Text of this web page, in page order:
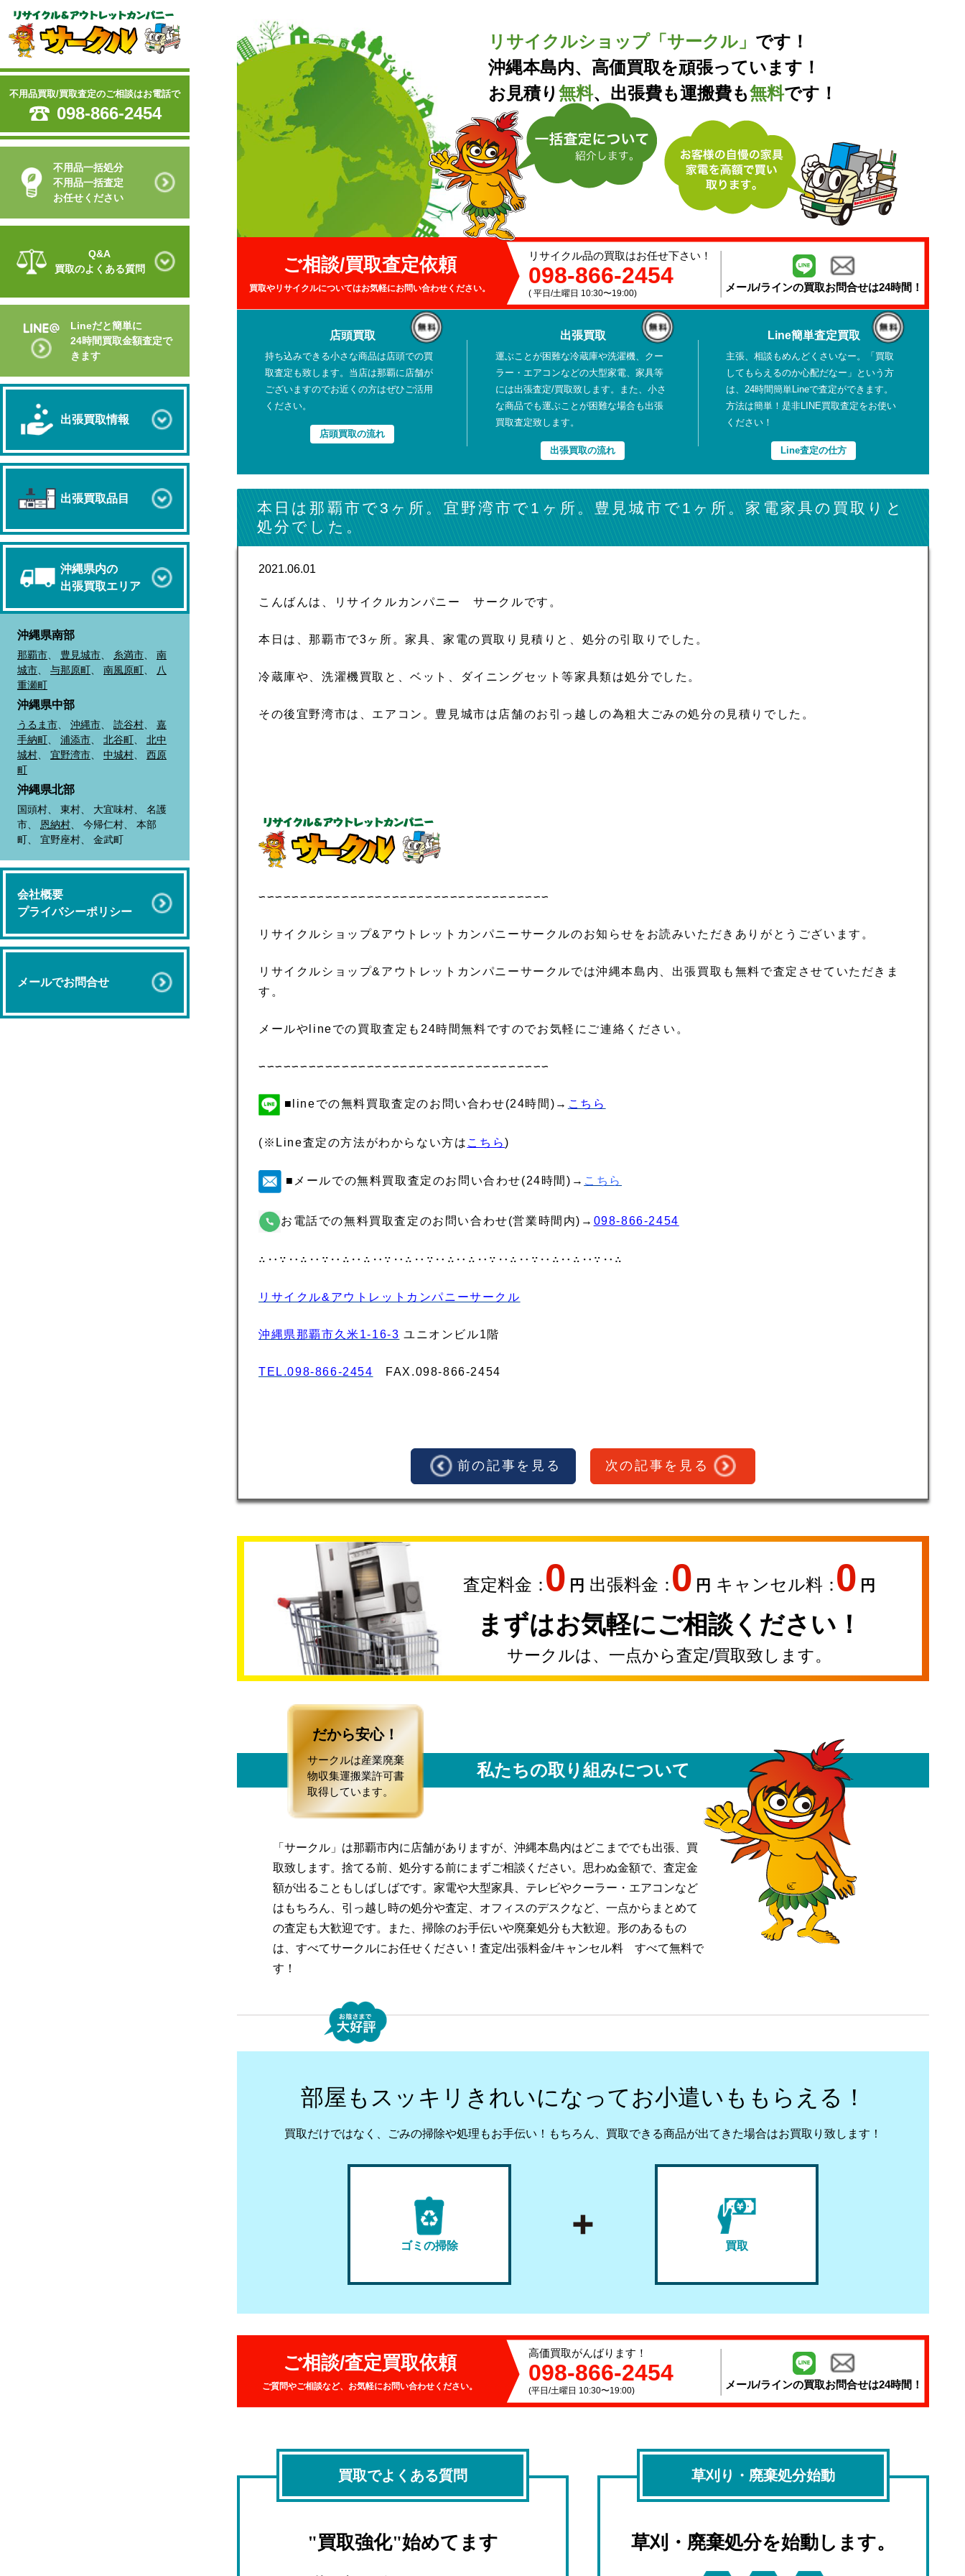
不用品買取/買取査定のご相談はお電話で
098-866-2454
不用品一括処分
不用品一括査定
お任せください
Q&A
買取のよくある質問
Lineだと簡単に
24時間買取金額査定で
きます
出張買取情報
出張買取品目
沖縄県内の
出張買取エリア
沖縄県南部
那覇市、 豊見城市、 糸満市、 南
城市、 与那原町、 南風原町、
八
重瀬町
沖縄県中部
うるま市、 沖縄市、 読谷村、 嘉
手納町、 浦添市、 北谷町、 北中
城村、 宜野湾市、 中城村、 西原
町
沖縄県北部
国頭村、 東村、 大宜味村、 名護
市、 恩納村、 今帰仁村、 本部
町、 宜野座村、 金武町
会社概要
プライバシーポリシー
メールでお問合せ
リサイクルショップ「サークル」 です！
沖縄本島内、高価買取を頑張っています！
お見積り 無料、出張費も運搬費も無料です！
ご相談/買取査定依頼
買取やリサイクルについてはお気軽にお問い合わせください。
リサイクル品の買取はお任せ下さい！
098-866-2454
( 平日/土曜日 10:30〜19:00) メール/ラインの買取お問合せは24時間！
店頭買取
持ち込みできる小さな商品は店頭での買
取査定も致します。当店は那覇に店舗が
ございますのでお近くの方はぜひご活用
ください。
店頭買取の流れ
出張買取
運ぶことが困難な冷蔵庫や洗濯機、クー
ラー・エアコンなどの大型家電、家具等
には出張査定/買取致します。また、小さ
な商品でも運ぶことが困難な場合も出張
買取査定致します。
出張買取の流れ
Line簡単査定買取
主張、相談もめんどくさいなー。「買取
してもらえるのか心配だなー」という方
は、24時間簡単Lineで査定ができます。
方法は簡単！是非LINE買取査定をお使い
ください！
Line査定の仕方
本日は那覇市で3ヶ所。宜野湾市で1ヶ所。豊見城市で1ヶ所。家電家具の買取りと
処分でした。
2021.06.01
こんばんは、リサイクルカンパニー サークルです。
本日は、那覇市で3ヶ所。家具、家電の買取り見積りと、処分の引取りでした。
冷蔵庫や、洗濯機買取と、ベット、ダイニングセット等家具類は処分でした。
その後宜野湾市は、エアコン。豊見城市は店舗のお引っ越しの為粗大ごみの処分の見積りでした。
∽∽∽∽∽∽∽∽∽∽∽∽∽∽∽∽∽∽∽∽∽∽∽∽∽∽∽∽∽∽∽∽∽∽∽
リサイクルショップ&アウトレットカンパニーサークルのお知らせをお読みいただきありがとうございます。
リサイクルショップ&アウトレットカンパニーサークルでは沖縄本島内、出張買取も無料で査定させていただきま
す。
メールやlineでの買取査定も24時間無料ですのでお気軽にご連絡ください。
∽∽∽∽∽∽∽∽∽∽∽∽∽∽∽∽∽∽∽∽∽∽∽∽∽∽∽∽∽∽∽∽∽∽∽
■lineでの無料買取査定のお問い合わせ(24時間)→ こちら
(※Line査定の方法がわからない方は こちら)
■メールでの無料買取査定のお問い合わせ(24時間)→ こちら
お電話での無料買取査定のお問い合わせ(営業時間内)→ 098-866-2454
∴‥∵‥∴‥∵‥∴‥∴‥∵‥∴‥∵‥∴‥∴‥∵‥∴‥∵‥∴‥∴‥∵‥∴
リサイクル&アウトレットカンパニーサークル
沖縄県那覇市久米1-16-3 ユニオンビル1階
TEL.098-866-2454 FAX.098‐866‐2454
前の記事を見る 次の記事を見る
査定料金：0 円 出張料金：0 円 キャンセル料：0 円
まずはお気軽にご相談ください！
サークルは、一点から査定/買取致します。
だから安心！
サークルは産業廃棄
物収集運搬業許可書
取得しています。
私たちの取り組みについて
「サークル」は那覇市内に店舗がありますが、沖縄本島内はどこまででも出張、買
取致します。捨てる前、処分する前にまずご相談ください。思わぬ金額で、査定金
額が出ることもしばしばです。家電や大型家具、テレビやクーラー・エアコンなど
はもちろん、引っ越し時の処分や査定、オフィスのデスクなど、一点からまとめて
の査定も大歓迎です。また、掃除のお手伝いや廃棄処分も大歓迎。形のあるもの
は、すべてサークルにお任せください！査定/出張料金/キャンセル料 すべて無料で
す！
部屋もスッキリきれいになってお小遣いももらえる！
買取だけではなく、ごみの掃除や処理もお手伝い！ もちろん、買取できる商品が出てきた場合はお買取り致します！
ゴミの掃除 買取
ご相談/査定買取依頼
ご質問やご相談など、お気軽にお問い合わせください。
高価買取がんばります！
098-866-2454
(平日/土曜日 10:30〜19:00) メール/ラインの買取お問合せは24時間！
買取でよくある質問
"買取強化"始めてます
草刈り・廃棄処分始動
草刈・廃棄処分を始動します。